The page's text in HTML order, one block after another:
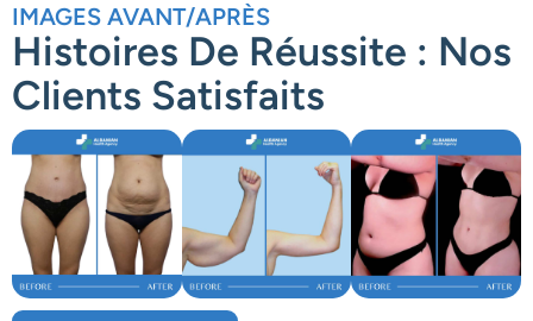
IMAGES AVANT/APRÈS
Histoires De Réussite : Nos
Clients Satisfaits